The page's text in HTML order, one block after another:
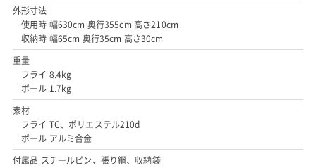
外形寸法
使用時 幅630cm 奥行355cm 高さ210cm
収納時 幅65cm 奥行35cm 高さ30cm
重量
フライ 8.4kg
ポール 1.7kg
素材
フライ TC、ポリエステル210d
ポール アルミ合金
付属品 スチールピン、張り綱、収納袋